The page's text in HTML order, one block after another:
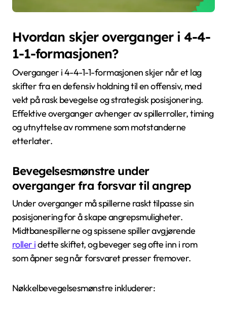
Hvordan skjer overganger i 4-4-
1-1-formasjonen?
Overganger i 4-4-1-1-formasjonen skjer når et lag
skifter fra en defensiv holdning til en offensiv, med
vekt på rask bevegelse og strategisk posisjonering.
Effektive overganger avhenger av spillerroller, timing
og utnyttelse av rommene som motstanderne
etterlater.
Bevegelsesmønstre under
overganger fra forsvar til angrep
Under overganger må spillerne raskt tilpasse sin
posisjonering for å skape angrepsmuligheter.
Midtbanespillerne og spissene spiller avgjørende
roller idette skiftet, og beveger seg ofte inn i rom
som åpner seg når forsvaret presser fremover.
Nøkkelbevegelsesmønstre inkluderer: